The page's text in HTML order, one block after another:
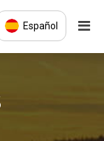
Español